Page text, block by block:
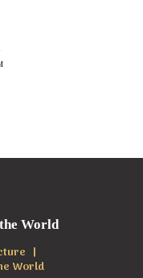
World
World